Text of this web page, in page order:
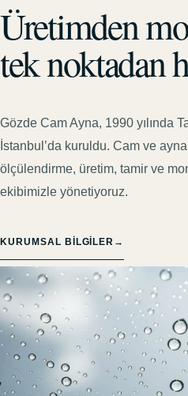
Üretimden
tek noktadan
Gözde Cam Ayna, 1990 yılında
İstanbul’da kuruldu. Cam ve
ölçülendirme, üretim, tamir ve
ekibimizle yönetiyoruz.
KURUMSAL BILGILER →